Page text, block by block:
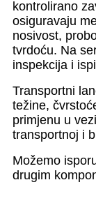
kontrolirano
osiguravaju
nosivost,
tvrdoću. Na
inspekcija i
Transportni
težine,
primjenu u
transportnoj i
Možemo
drugim